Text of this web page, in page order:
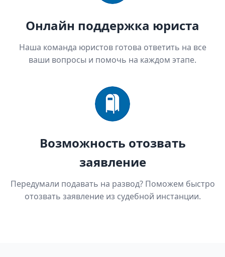
Онлайн поддержка юриста
Наша команда юристов готова ответить на все
ваши вопросы и помочь на каждом этапе.
Возможность отозвать
заявление
Передумали подавать на развод? Поможем быстро
отозвать заявление из судебной инстанции.